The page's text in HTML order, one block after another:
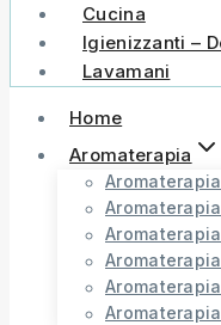
Cucina
Igienizzanti –
Lavamani
Home
Aromaterapia